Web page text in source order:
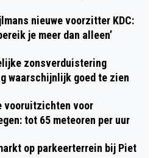
nieuwe voorzitter KDC:
je meer dan alleen’
zonsverduistering
waarschijnlijk goed te zien
vooruitzichten voor
tot 65 meteoren per uur
op parkeerterrein bij Piet